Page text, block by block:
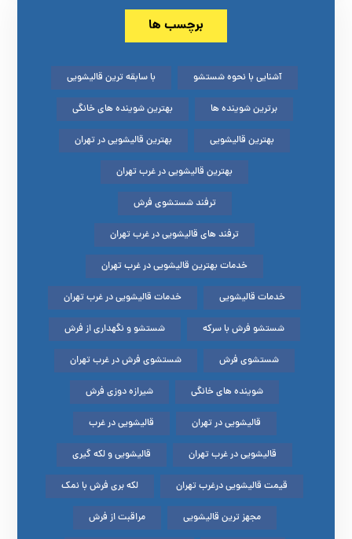
برچسب ها
آشنایی با نحوه شستشو با سابقه ترین قالیشویی
برترین شوینده ها بهترین شوینده های خانگی
بهترین قالیشویی بهترین قالیشویی در تهران
بهترین قالیشویی در غرب تهران
ترفند شستشوی فرش
ترفند های قالیشویی در غرب تهران
خدمات بهترین قالیشویی در غرب تهران
خدمات قالیشویی خدمات قالیشویی در غرب تهران
شستشو فرش با سرکه شستشو و نگهداری از فرش
شستشوی فرش شستشوی فرش در غرب تهران
شوینده های خانگی شیرازه دوزی فرش
قالیشویی در تهران قالیشویی در غرب
قالیشویی در غرب تهران قالیشویی و لکه گیری
قیمت قالیشویی درغرب تهران لکه بری فرش با نمک
مجهز ترین قالیشویی مراقبت از فرش